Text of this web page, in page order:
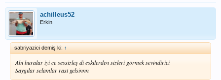
achilleus52
Erkin
sabriyazici demiş ki: ↑
Abi buralar iyi ce sessizleş di eskilerden sizleri görmek sevindirici
Saygılar selamlar rast gelsinnn